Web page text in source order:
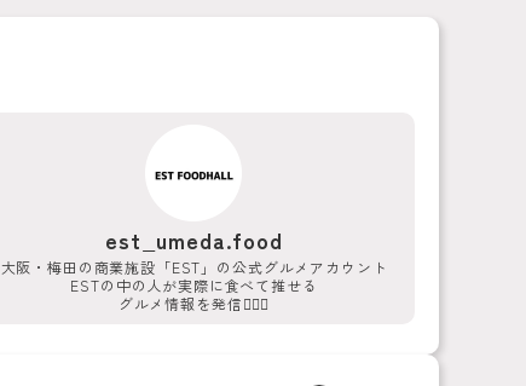
est_umeda.food
大阪・梅田の商業施設「EST」の公式グルメアカウント
ESTの中の人が実際に食べて推せる
グルメ情報を発信💁‍♀️✨